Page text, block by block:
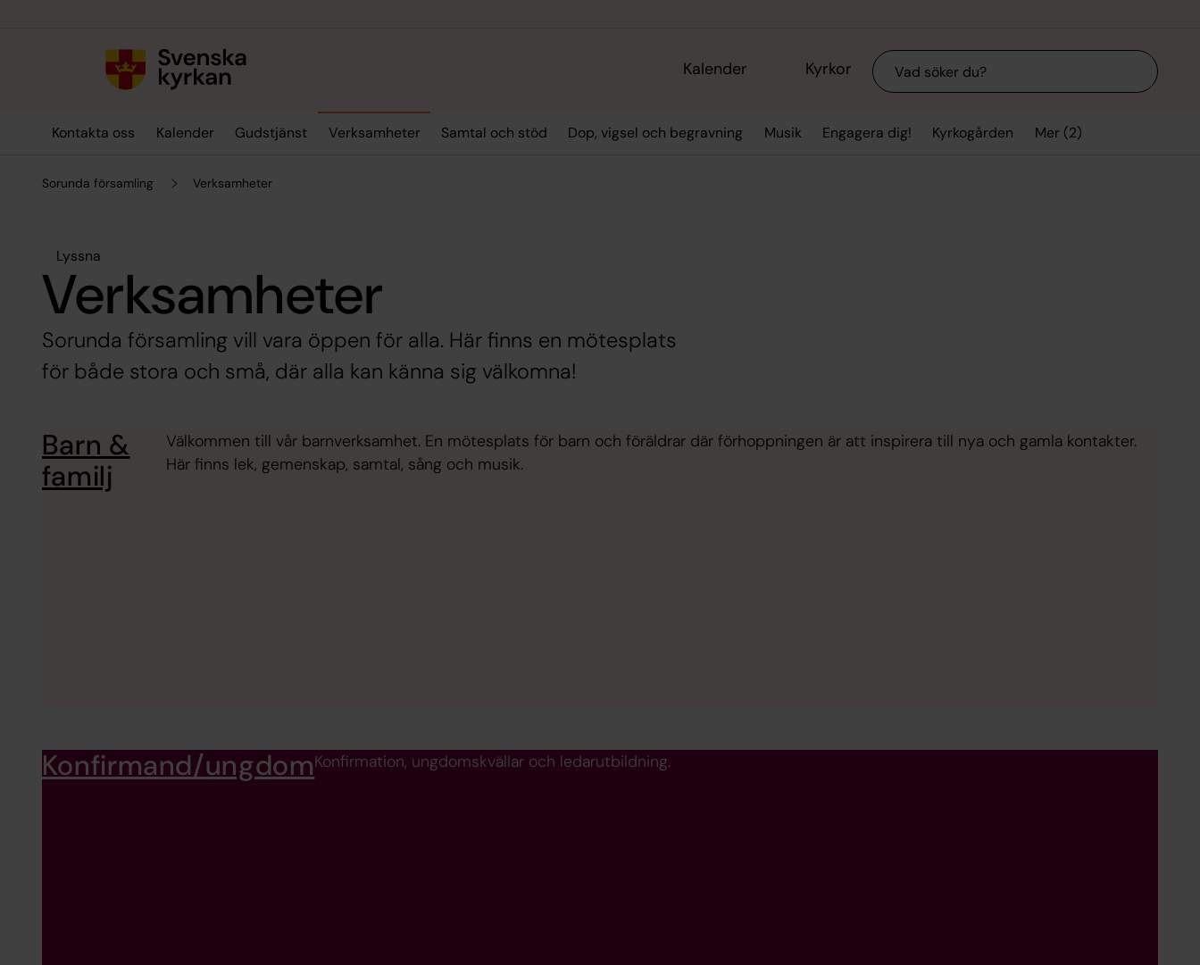
Kalender Kyrkor Sök
Kontakta oss Kalender Gudstjänst Verksamheter Samtal och stöd Dop, vigsel och begravning Musik Engagera dig! Kyrkogården Mer (2)
Sorunda församling Verksamheter
Lyssna
Verksamheter
Sorunda församling vill vara öppen för alla. Här finns en mötesplats
för både stora och små, där alla kan känna sig välkomna!
Barn &
familj
Välkommen till vår barnverksamhet. En mötesplats för barn och föräldrar där förhoppningen är att inspirera till nya och gamla kontakter.
Här finns lek, gemenskap, samtal, sång och musik.
Konfirmand/ungdomKonfirmation, ungdomskvällar och ledarutbildning.